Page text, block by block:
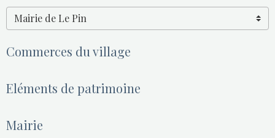
Commerces du village
Eléments de patrimoine
Mairie